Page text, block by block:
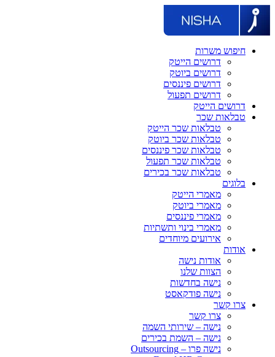
חיפוש משרות
דרושים הייטק
דרושים ביוטק
דרושים פיננסים
דרושים תפעול
דרושים הייטק
טבלאות שכר
טבלאות שכר הייטק
טבלאות שכר ביוטק
טבלאות שכר פיננסים
טבלאות שכר תפעול
טבלאות שכר בכירים
בלוגים
מאמרי הייטק
מאמרי ביוטק
מאמרי פיננסים
מאמרי בינוי ותשתיות
אירועים מיוחדים
אודות
אודות נישה
הצוות שלנו
נישה בחדשות
נישה פודקאסט
צרו קשר
צרו קשר
נישה – שירותי השמה
נישה – השמת בכירים
נישה פרו – Outsourcing